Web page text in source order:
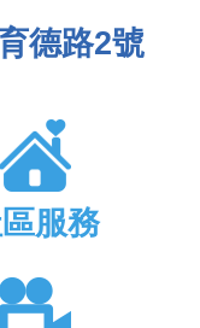
德路2號
服務